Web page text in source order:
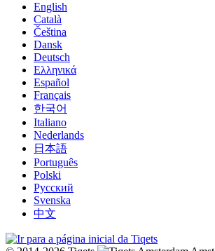
English
Català
Čeština
Dansk
Deutsch
Ελληνικά
Español
Français
한국어
Italiano
Nederlands
日本語
Português
Polski
Русский
Svenska
中文